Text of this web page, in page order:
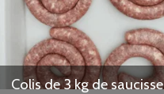
Colis de 3 kg de saucisse